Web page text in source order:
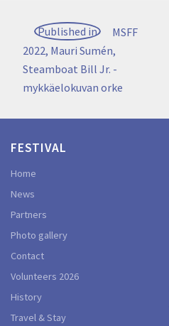
Post
navigation
Published in
MSFF
2022, Mauri Sumén,
Steamboat Bill Jr. -
mykkäelokuvan orke
FESTIVAL
Home
News
Partners
Photo gallery
Contact
Volunteers 2026
History
Travel & Stay